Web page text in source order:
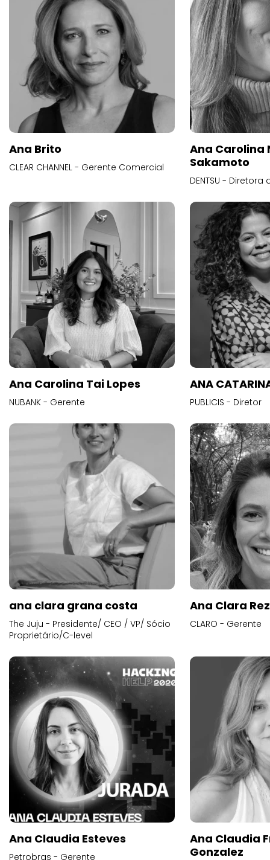
Ana Brito
CLEAR CHANNEL - Gerente Comercial
Ana Carolina
Sakamoto
DENTSU -
Ana Carolina Tai Lopes
NUBANK - Gerente
ANA
PUBLICIS - Diretor
ana clara grana costa
The Juju - Presidente/ CEO / VP/ Sócio
Proprietário/C-level
Ana Clara
CLARO - Gerente
Ana Claudia Esteves
Petrobras - Gerente
Ana Claudia
Gonzalez